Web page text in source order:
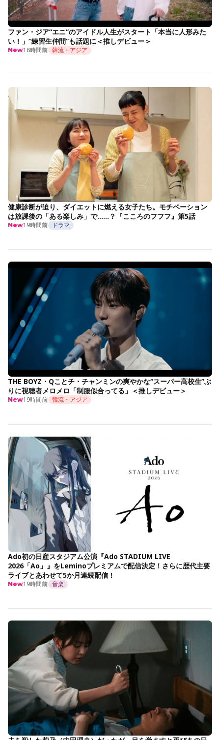
ファン・ジア“エニ”のアイドル人生がスタート「本当に人形みた
い！」“練習生仲間”も話題に＜推しデビュー＞
New18時間前 韓流・アジア
健康診断が迫り、ダイエットに燃える女子たち。モチベーション
は放課後の「ある楽しみ」で……？『こころのフフフ』第5話
New19時間前 ドラマ
THE BOYZ・Qことチ・チャンミンの爽やかな“スーパー高校生”ぶ
りに視聴者メロメロ「制服似合ってる」＜推しデビュー＞
New19時間前 韓流・アジア
Ado初の日産スタジアム公演『Ado STADIUM LIVE
2026「Ao」』をLeminoプレミアムで配信決定！さらに歴代主要
ライブとあわせて5か月連続配信！
New19時間前 音楽